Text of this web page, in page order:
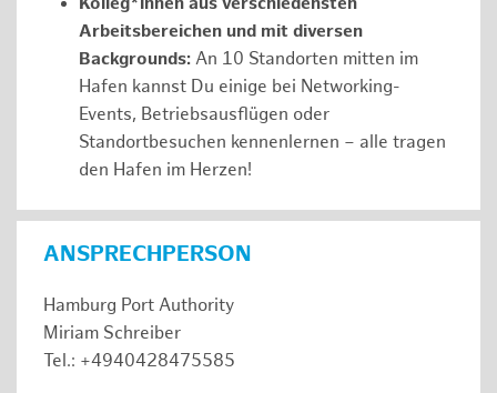
Arbeitsbereichen und mit diversen
Backgrounds: An 10 Standorten mitten im
Hafen kannst Du einige bei Networking-
Events, Betriebsausflügen oder
Standortbesuchen kennenlernen – alle tragen
den Hafen im Herzen!
ANSPRECHPERSON
Hamburg Port Authority
Miriam Schreiber
Tel.: +4940428475585